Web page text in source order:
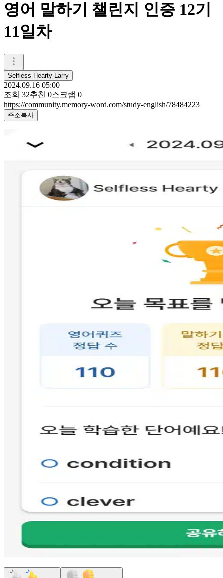
영어 말하기 챌린지 인증 12기
11일차
Selfless Hearty Larry
2024.09.16 05:00
조회 32추천 0스크랩 0
https://community.memory-word.com/study-english/78484223
주소복사